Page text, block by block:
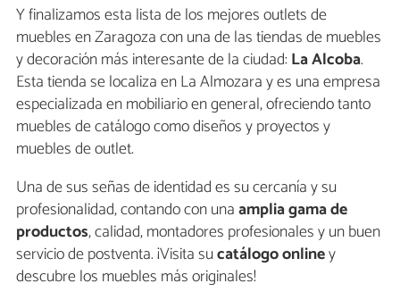
Y finalizamos esta lista de los mejores outlets de
muebles en Zaragoza con una de las tiendas de muebles
y decoración más interesante de la ciudad:La Alcoba.
Esta tienda se localiza en La Almozara y es una empresa
especializada en mobiliario en general, ofreciendo tanto
muebles de catálogo como diseños y proyectos y
muebles de outlet.
Una de sus señas de identidad es su cercanía y su
profesionalidad, contando con unaamplia gama de
productos, calidad, montadores profesionales y un buen
servicio de postventa. ¡Visita sucatálogo onliney
descubre los muebles más originales!